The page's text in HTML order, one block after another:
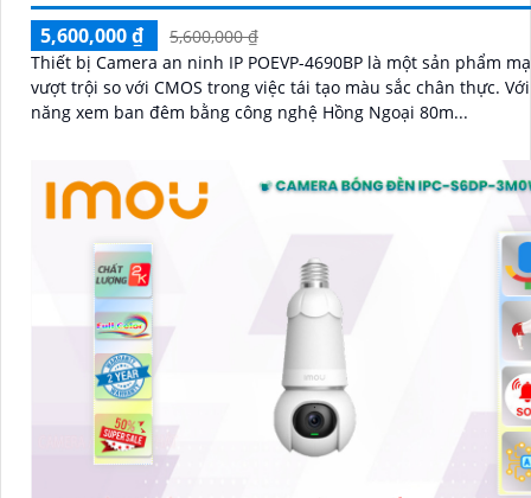
5,600,000 ₫
5,600,000 ₫
Thiết bị Camera an ninh IP POEVP-4690BP là một sản phẩm
vượt trội so với CMOS trong việc tái tạo màu sắc chân thực. Với khả
năng xem ban đêm bằng công nghệ Hồng Ngoại 80m...